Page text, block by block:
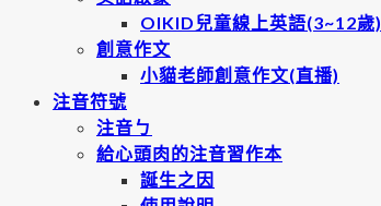
OIKID兒童線上英語(3~12歲)
創意作文
小貓老師創意作文(直播)
注音符號
注音ㄅ
給心頭肉的注音習作本
誕生之因